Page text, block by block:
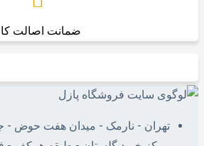
ضمانت اصالت
تهران - نارمک - میدان هفت حوض -